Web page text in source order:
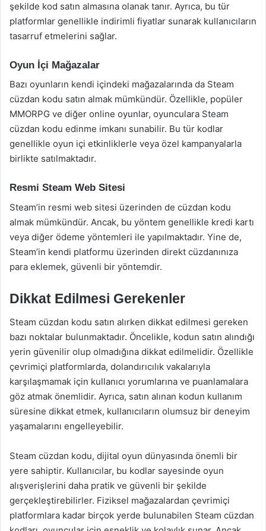
şekilde kod satın almasına olanak tanır. Ayrıca, bu tür
platformlar genellikle indirimli fiyatlar sunarak kullanıcıların
tasarruf etmelerini sağlar.
Oyun İçi Mağazalar
Bazı oyunların kendi içindeki mağazalarında da Steam
cüzdan kodu satın almak mümkündür. Özellikle, popüler
MMORPG ve diğer online oyunlar, oyunculara Steam
cüzdan kodu edinme imkanı sunabilir. Bu tür kodlar
genellikle oyun içi etkinliklerle veya özel kampanyalarla
birlikte satılmaktadır.
Resmi Steam Web Sitesi
Steam’in resmi web sitesi üzerinden de cüzdan kodu
almak mümkündür. Ancak, bu yöntem genellikle kredi kartı
veya diğer ödeme yöntemleri ile yapılmaktadır. Yine de,
Steam’in kendi platformu üzerinden direkt cüzdanınıza
para eklemek, güvenli bir yöntemdir.
Dikkat Edilmesi Gerekenler
Steam cüzdan kodu satın alırken dikkat edilmesi gereken
bazı noktalar bulunmaktadır. Öncelikle, kodun satın alındığı
yerin güvenilir olup olmadığına dikkat edilmelidir. Özellikle
çevrimiçi platformlarda, dolandırıcılık vakalarıyla
karşılaşmamak için kullanıcı yorumlarına ve puanlamalara
göz atmak önemlidir. Ayrıca, satın alınan kodun kullanım
süresine dikkat etmek, kullanıcıların olumsuz bir deneyim
yaşamalarını engelleyebilir.
Steam cüzdan kodu, dijital oyun dünyasında önemli bir
yere sahiptir. Kullanıcılar, bu kodlar sayesinde oyun
alışverişlerini daha pratik ve güvenli bir şekilde
gerçekleştirebilirler. Fiziksel mağazalardan çevrimiçi
platformlara kadar birçok yerde bulunabilen Steam cüzdan